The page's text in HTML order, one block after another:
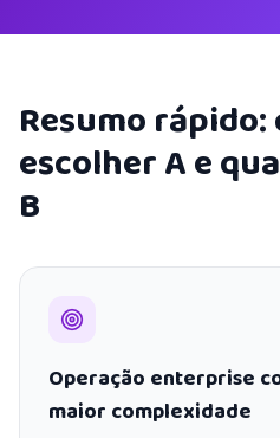
Resumo
escolher A e
B
Operação enterprise
maior complexidade